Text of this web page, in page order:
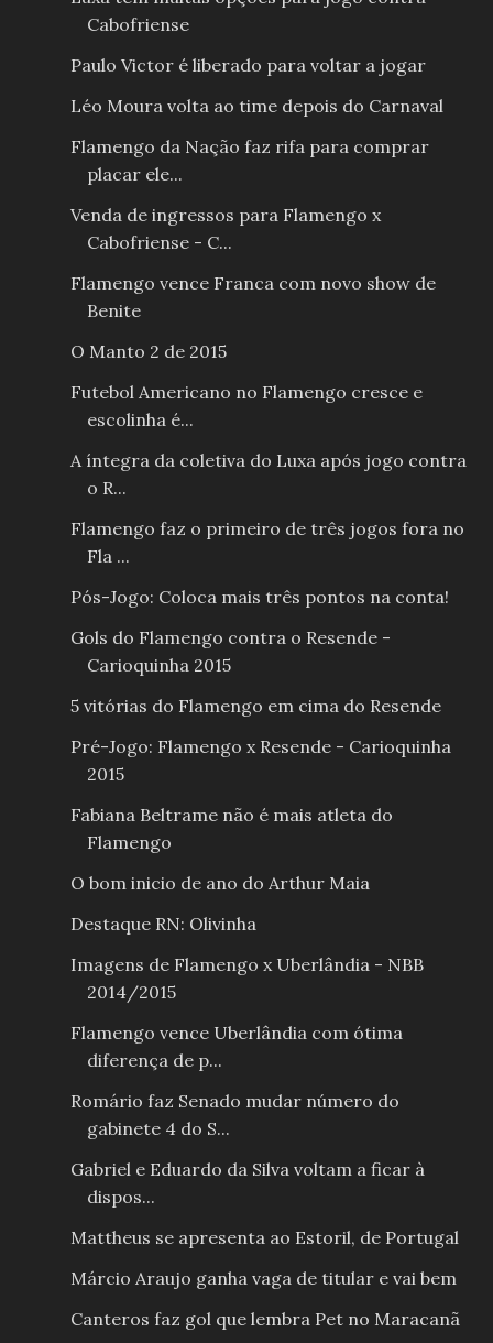
Cabofriense
Paulo Victor é liberado para voltar a jogar
Léo Moura volta ao time depois do Carnaval
Flamengo da Nação faz rifa para comprar
placar ele...
Venda de ingressos para Flamengo x
Cabofriense - C...
Flamengo vence Franca com novo show de
Benite
O Manto 2 de 2015
Futebol Americano no Flamengo cresce e
escolinha é...
A íntegra da coletiva do Luxa após jogo contra
o R...
Flamengo faz o primeiro de três jogos fora no
Fla ...
Pós-Jogo: Coloca mais três pontos na conta!
Gols do Flamengo contra o Resende -
Carioquinha 2015
5 vitórias do Flamengo em cima do Resende
Pré-Jogo: Flamengo x Resende - Carioquinha
2015
Fabiana Beltrame não é mais atleta do
Flamengo
O bom inicio de ano do Arthur Maia
Destaque RN: Olivinha
Imagens de Flamengo x Uberlândia - NBB
2014/2015
Flamengo vence Uberlândia com ótima
diferença de p...
Romário faz Senado mudar número do
gabinete 4 do S...
Gabriel e Eduardo da Silva voltam a ficar à
dispos...
Mattheus se apresenta ao Estoril, de Portugal
Márcio Araujo ganha vaga de titular e vai bem
Canteros faz gol que lembra Pet no Maracanã